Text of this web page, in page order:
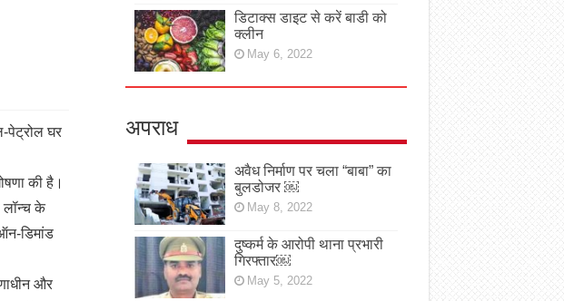
पेट्रोल घर
की है।
लॉन्च के
डिमांड
और
डिटाक्स डाइट से करें बाडी को
क्लीन
May 6, 2022
अपराध
अवैध निर्माण पर चला “बाबा” का
बुलडोजर ￼
May 8, 2022
दुष्कर्म के आरोपी थाना प्रभारी
गिरफ्तार￼
May 5, 2022